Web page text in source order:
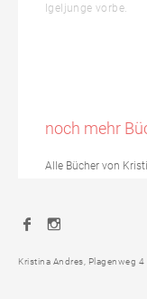
Igeljunge vorbe.
noch mehr
Alle Bücher von
Facebook
Kristina Andres, Plagenweg